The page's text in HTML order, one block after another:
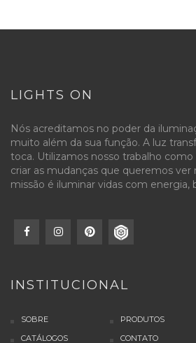
LIGHTS ON
Nós acreditamos no poder da
muito além da sua função. A luz
toca. Utilizamos nosso trabalho
criar as mudanças que queremos ver
missão é iluminar vidas com energia,
INSTITUCIONAL
SOBRE
PRODUTOS
CATÁLOGOS
CONTATO